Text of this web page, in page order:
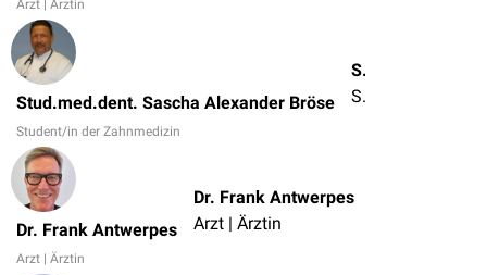
Arzt | Ärztin
Stud.med.dent. Sascha Alexander Bröse
Student/in der Zahnmedizin
Stud.med.dent. Sascha Alexander Bröse
Student/in der Zahnmedizin
Dr. Frank Antwerpes
Arzt | Ärztin
Dr. Frank Antwerpes
Arzt | Ärztin